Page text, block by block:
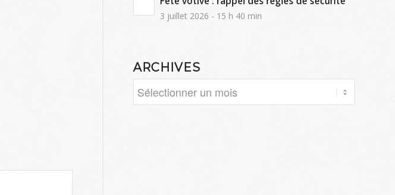
3 juillet 2026 - 15 h 40 min
ARCHIVES